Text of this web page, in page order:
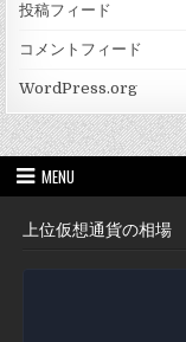
投稿フィード
コメントフィード
WordPress.org
MENU
上位仮想通貨の相場